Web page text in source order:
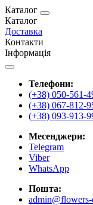
Каталог
Каталог
Доставка
Контакти
Інформація
Телефони:
(+38) 050-561-
(+38) 067-812-
(+38) 093-913-
Месенджери:
Telegram
Viber
WhatsApp
Пошта:
admin@flowers-